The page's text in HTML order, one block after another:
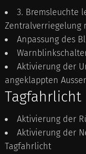
3. Bremsleuchte
Zentralverriegelung
Anpassung des
Aktivierung der
angeklappten
Tagfahrlicht
Aktivierung der
Aktivierung der
Tagfahrlicht